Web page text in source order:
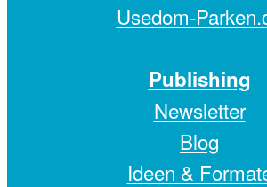
Usedom-
Publishing
Newsletter
Blog
Ideen &